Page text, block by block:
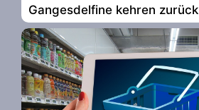
Gangesdelfine kehren zurück